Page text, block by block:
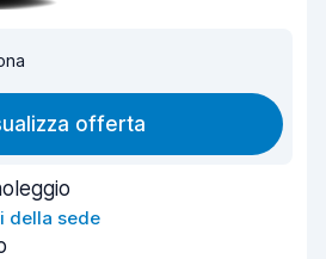
offerta
della sede